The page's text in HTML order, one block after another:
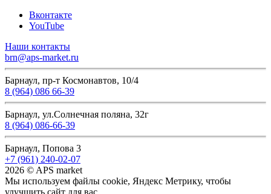
Вконтакте
YouTube
Наши контакты
brn@aps-market.ru
Барнаул, пр-т Космонавтов, 10/4
8 (964) 086 66-39
Барнаул, ул.Солнечная поляна, 32г
8 (964) 086-66-39
Барнаул, Попова 3
+7 (961) 240-02-07
2026 © APS market
Мы используем файлы cookie, Яндекс Метрику, чтобы
улучшить сайт для вас